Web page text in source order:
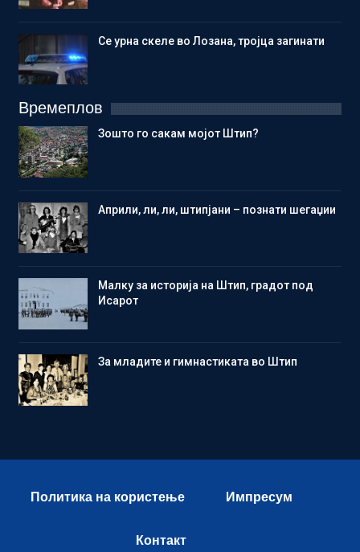
Се урна скеле во Лозана, тројца загинати
Времеплов
Зошто го сакам мојот Штип?
Aприли, ли, ли, штипјани – познати шегаџии
Малку за историја на Штип, градот под
Исарот
Зa младите и гимнастиката во Штип
Политика на користење Импресум
Контакт